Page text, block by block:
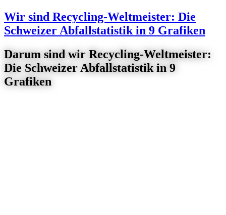
Wir sind Recycling-Weltmeister: Die
Schweizer Abfallstatistik in 9 Grafiken
Darum sind wir Recycling-Weltmeister:
Die Schweizer Abfallstatistik in 9
Grafiken